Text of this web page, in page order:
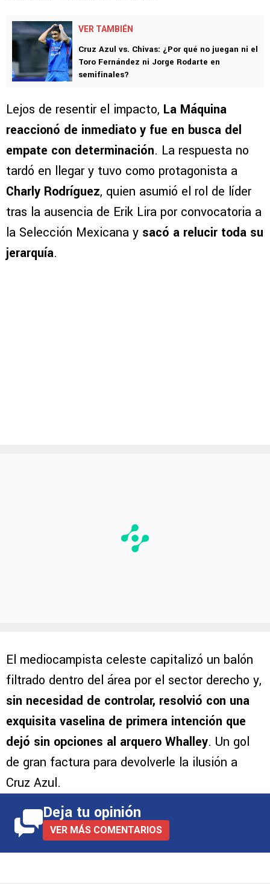
VER TAMBIÉN
Cruz Azul vs. Chivas: ¿Por qué no juegan ni el
Toro Fernández ni Jorge Rodarte en
semifinales?
Lejos de resentir el impacto, La Máquina
reaccionó de inmediato y fue en busca del
empate con determinación. La respuesta no
tardó en llegar y tuvo como protagonista a
Charly Rodríguez, quien asumió el rol de líder
tras la ausencia de Erik Lira por convocatoria a
la Selección Mexicana y sacó a relucir toda su
jerarquía.
El mediocampista celeste capitalizó un balón
filtrado dentro del área por el sector derecho y,
sin necesidad de controlar, resolvió con una
exquisita vaselina de primera intención que
dejó sin opciones al arquero Whalley. Un gol
de gran factura para devolverle la ilusión a
Cruz Azul.
Deja tu opinión
VER MÁS COMENTARIOS